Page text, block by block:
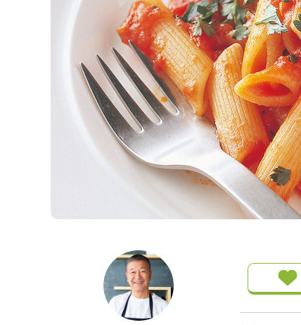
ナ
ル
「
み
ん
な
の
き
ょ
う
の
料
」